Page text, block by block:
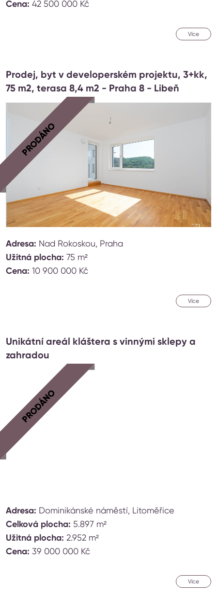
Cena: 42 500 000 Kč
Více
Prodej, byt v developerském projektu, 3+kk,
75 m2, terasa 8,4 m2 - Praha 8 - Libeň
PRODÁNO
Adresa: Nad Rokoskou, Praha
Užitná plocha: 75 m²
Cena: 10 900 000 Kč
Více
Unikátní areál kláštera s vinnými sklepy a
zahradou
PRODÁNO
Adresa: Dominikánské náměstí, Litoměřice
Celková plocha: 5.897 m²
Užitná plocha: 2.952 m²
Cena: 39 000 000 Kč
Více